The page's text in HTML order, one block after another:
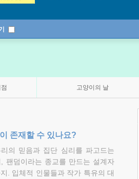
고양이의 날
존재할 수 있나요?
의 믿음과 집단 심리를 파고드는
팬덤이라는 종교를 만드는 설계자
. 입체적 인물들과 작가 특유의 대